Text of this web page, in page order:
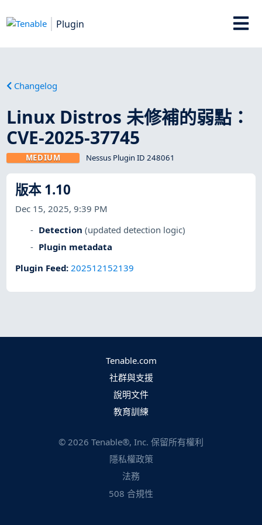
Plugin
Changelog
Linux Distros 未修補的弱點：
CVE-2025-37745
MEDIUM Nessus Plugin ID 248061
版本 1.10
Dec 15, 2025, 9:39 PM
Detection (updated detection logic)
Plugin metadata
Plugin Feed:202512152139
Tenable.com
社群與支援
說明文件
教育訓練
© 2026 Tenable®, Inc. 保留所有權利
隱私權政策
法務
508 合規性